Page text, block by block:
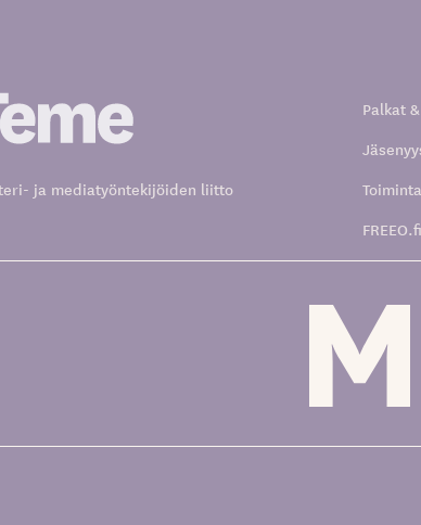
ja mediatyöntekijöiden liitto
Palkat